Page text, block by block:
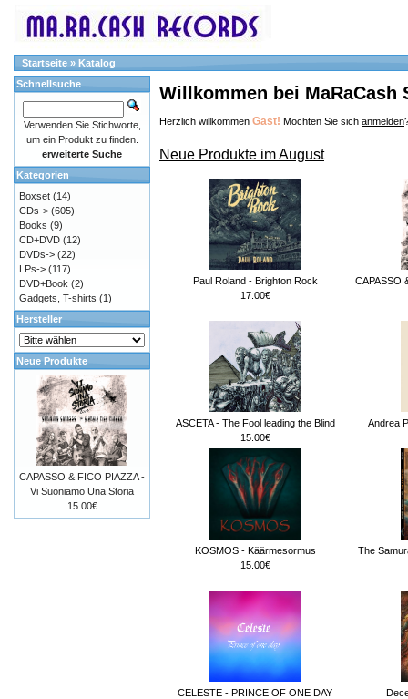
Startseite » Katalog
Willkommen bei MaRaCash
Herzlich willkommen Gast! Möchten Sie sich anmelden
Neue Produkte im August
Paul Roland - Brighton Rock
17.00€
CAPASSO
ASCETA - The Fool leading the Blind
15.00€
Andrea
KOSMOS - Käärmesormus
15.00€
The
CELESTE - PRINCE OF ONE DAY
Schnellsuche
Verwenden Sie Stichworte,
um ein Produkt zu finden.
erweiterte Suche
Kategorien
Boxset (14)
CDs-> (605)
Books (9)
CD+DVD (12)
DVDs-> (22)
LPs-> (117)
DVD+Book (2)
Gadgets, T-shirts (1)
Hersteller
Neue Produkte
CAPASSO & FICO PIAZZA -
Vi Suoniamo Una Storia
15.00€